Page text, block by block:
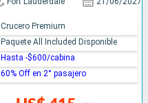
Crucero Premium
Paquete All Included Disponible
Hasta -$600/cabina
60% Off en 2° pasajero